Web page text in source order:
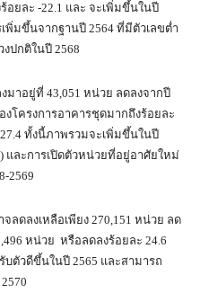
อยละ -22.1 และ จะเพิ่มขึ้นในปี
พิ่มขึ้นจากฐานปี 2564 ที่มีตัวเลขต่ำ
ปกติในปี 2568
มาอยู่ที่ 43,051 หน่วย ลดลงจากปี
โครงการอาคารชุดมากถึงร้อยละ
ทั้งนี้ภาพรวมจะเพิ่มขึ้นในปี
และการเปิดตัวหน่วยที่อยู่อาศัยใหม่
2569
ดลงเหลือเพียง 270,151 หน่วย ลด
หน่วย หรือลดลงร้อยละ 24.6
บตัวดีขึ้นในปี 2565 และสามารถ